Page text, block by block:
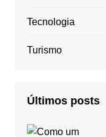
Tecnologia
Turismo
Últimos posts